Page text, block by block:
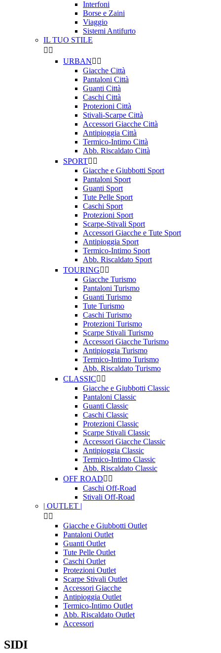
Interfoni
Borse e Zaini
Viaggio
Sistemi Antifurto
IL TUO STILE
 
URBAN 
Giacche Città
Pantaloni Città
Guanti Città
Caschi Città
Protezioni Città
Stivali-Scarpe Città
Accessori Giacche Città
Antipioggia Città
Termico-Intimo Città
Abb. Riscaldato Città
SPORT 
Giacche e Giubbotti Sport
Pantaloni Sport
Guanti Sport
Tute Pelle Sport
Caschi Sport
Protezioni Sport
Scarpe-Stivali Sport
Accessori Giacche e Tute Sport
Antipioggia Sport
Termico-Intimo Sport
Abb. Riscaldato Sport
TOURING 
Giacche Turismo
Pantaloni Turismo
Guanti Turismo
Tute Turismo
Caschi Turismo
Protezioni Turismo
Scarpe Stivali Turismo
Accessori Giacche Turismo
Antipioggia Turismo
Termico-Intimo Turismo
Abb. Riscaldato Turismo
CLASSIC 
Giacche e Giubbotti Classic
Pantaloni Classic
Guanti Classic
Caschi Classic
Protezioni Classic
Scarpe Stivali Classic
Accessori Giacche Classic
Antipioggia Classic
Termico-Intimo Classic
Abb. Riscaldato Classic
OFF ROAD 
Caschi Off-Road
Stivali Off-Road
| OUTLET |
 
Giacche e Giubbotti Outlet
Pantaloni Outlet
Guanti Outlet
Tute Pelle Outlet
Caschi Outlet
Protezioni Outlet
Scarpe Stivali Outlet
Accessori Giacche
Antipioggia Outlet
Termico-Intimo Outlet
Abb. Riscaldato Outlet
Accessori
SIDI